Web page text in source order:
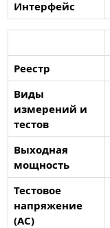
Интерфейс
Реестр
Виды
измерений и
тестов
Выходная
мощность
Тестовое
напряжение
(AC)